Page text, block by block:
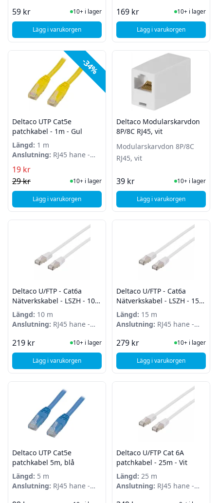
59 kr I Lager
10+ i lager
Lägg i varukorgen, Deltaco UTP Cat 6A patchkabel 0,5m - Vit
169 kr I Lager
10+ i lager
Lägg i varukorgen, Deltaco U/FTP Cat
-34%
Deltaco UTP Cat5e
patchkabel - 1m - Gul
Längd: 1 m
Anslutning: RJ45 hane -
RJ45 hane
19 kr
29 kr
I Lager
10+ i lager
Lägg i varukorgen, Deltaco UTP Cat5e patchkabel - 1m - Gul
Deltaco Modularskarvdon
8P/8C RJ45, vit
Modularskarvdon 8P/8C
RJ45, vit
39 kr I Lager
10+ i lager
Lägg i varukorgen
, Deltaco
Deltaco U/FTP - Cat6a
Nätverkskabel - LSZH - 10m
- Vit
Längd: 10 m
Anslutning: RJ45 hane -
219 kr I Lager
10+ i lager
Lägg i varukorgen, Deltaco U/FTP - Cat6a Nätverkskabel - LSZH - 10m - Vit
Deltaco U/FTP - Cat6a
Nätverkskabel - LSZH - 15m
- Vit
Längd: 15 m
Anslutning: RJ45 hane -
279 kr I Lager
10+ i lager
Lägg i varukorgen
, Deltaco U/FTP -
Deltaco UTP Cat5e
patchkabel 5m, blå
Längd: 5 m
Anslutning: RJ45 hane -
Deltaco U/FTP Cat 6A
patchkabel - 25m - Vit
Längd: 25 m
Anslutning: RJ45 hane -